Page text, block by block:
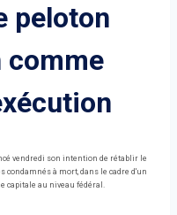
peloton
comme
vendredi son intention de rétablir le
condamnés à mort, dans le cadre d'un
capitale au niveau fédéral.